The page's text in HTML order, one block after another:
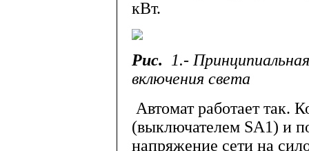
кВт.
Рис.
1.-
включения света
Автомат работает так.
(выключателем SA1) и
напряжение сети на